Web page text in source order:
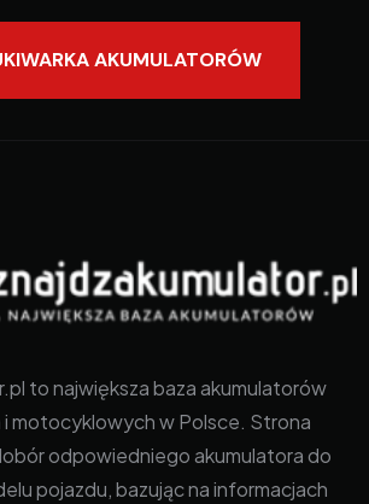
AKUMULATORÓW
to największa baza akumulatorów
motocyklowych w Polsce. Strona
odpowiedniego akumulatora do
pojazdu, bazując na informacjach